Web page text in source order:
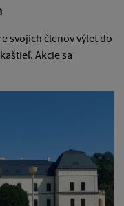
svojich členov výlet do
Akcie sa